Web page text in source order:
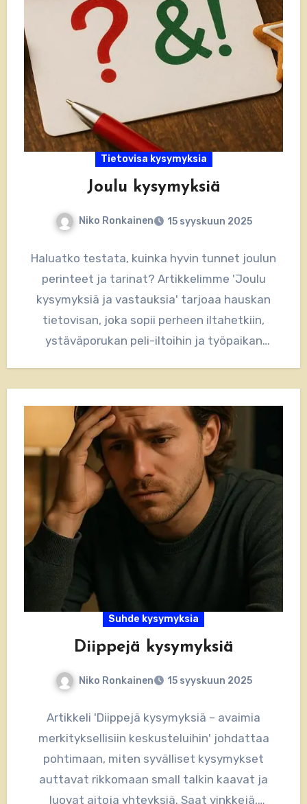
Tietovisa kysymyksia
Joulu kysymyksiä
Niko Ronkainen 15 syyskuun 2025
Haluatko testata, kuinka hyvin tunnet joulun
perinteet ja tarinat? Artikkelimme 'Joulu
kysymyksiä ja vastauksia' tarjoaa hauskan
tietovisan, joka sopii perheen iltahetkiin,
ystäväporukan peli-iltoihin ja työpaikan
Suhde kysymyksia
Diippejä kysymyksiä
Niko Ronkainen 15 syyskuun 2025
Artikkeli 'Diippejä kysymyksiä – avaimia
merkityksellisiin keskusteluihin' johdattaa
pohtimaan, miten syvälliset kysymykset
auttavat rikkomaan small talkin kaavat ja
luovat aitoja yhteyksiä. Saat vinkkejä,